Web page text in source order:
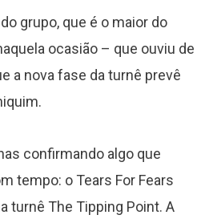
grupo, que é o maior do
ocasião – que ouviu de
a nova fase da turnê prevê
confirmando algo que
tempo: o Tears For Fears
turnê The Tipping Point. A